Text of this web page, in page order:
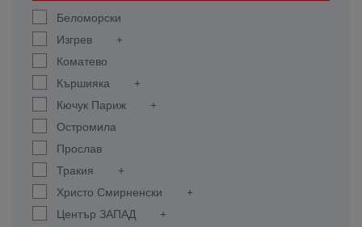
Беломорски
Изгрев
Коматево
Кършияка
Кючук Париж
Остромила
Прослав
Тракия
Христо Смирненски
Център ЗАПАД